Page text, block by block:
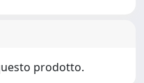
prodotto.